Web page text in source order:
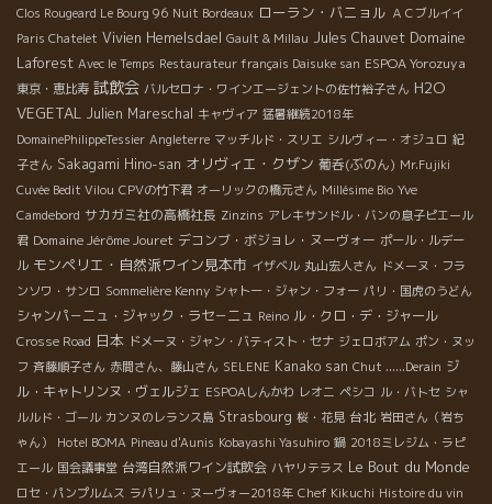
Clos Rougeard Le Bourg 96 Nuit Bordeaux ローラン・バニョル ＡＣブルイイ
Paris Chatelet Vivien Hemelsdael Gault & Millau Jules Chauvet Domaine
Laforest Avec le Temps Restaurateur français Daisuke san ESPOA Yorozuya
東京・恵比寿 試飲会 バルセロナ・ワインエージェントの佐竹裕子さん H2O
VEGETAL Julien Mareschal キャヴィア 猛暑継続2018年
DomainePhilippeTessier Angleterre マッチルド・スリエ シルヴィー・オジュロ 紀
子さん Sakagami Hino-san オリヴィエ・クザン 葡呑(ぶのん) Mr.Fujiki
Cuvée Bedit Vilou CPVの竹下君 オーリックの橋元さん Millésime Bio Yve
Camdebord サカガミ社の高橋社長 Zinzins アレキサンドル・バンの息子ピエール
君 Domaine Jérôme Jouret デコンブ・ボジョレ・ヌーヴォー ポール・ルデー
ル モンペリエ・自然派ワイン見本市 イザベル 丸山宏人さん ドメーヌ・フラ
ンソワ・サンロ Sommelière Kenny シャトー・ジャン・フォー パリ・国虎のうどん
シャンパ－ニュ・ジャック・ラセ－ニュ Reino ル・クロ・デ・ジャール
Crosse Road 日本 ドメーヌ・ジャン・バティスト・セナ ジェロボアム ポン・ヌッ
フ 斉藤順子さん 赤間さん、藤山さん SELENE Kanako san Chut ......Derain ジ
ル・キャトリンヌ・ヴェルジェ ESPOAしんかわ レオニ ペシコ ル・バトセ シャ
ルルド・ゴール カンヌのレランス島 Strasbourg 桜・花見 台北 岩田さん（岩ち
ゃん）
Hotel BOMA Pineau d'Aunis Kobayashi Yasuhiro 鍋 2018ミレジム・ラピ
エール 国会議事堂 台湾自然派ワイン試飲会 ハヤリテラス Le Bout du Monde
ロセ・パンプルムス ラパリュ・ヌーヴォー2018年 Chef Kikuchi Histoire du vin